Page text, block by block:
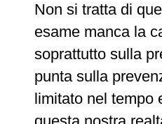
Non si tratta di
esame manca la
soprattutto sulla
punta sulla
limitato nel tempo